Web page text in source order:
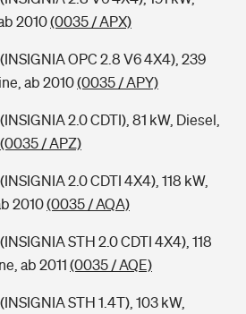
2010(0035 / APX)
OPC 2.8 V6 4X4), 239
ab 2010(0035 / APY)
2.0 CDTI), 81 kW, Diesel,
(0035 / APZ)
2.0 CDTI 4X4), 118 kW,
2010(0035 / AQA)
STH 2.0 CDTI 4X4), 118
ab 2011 (0035 / AQE)
STH 1.4T), 103 kW,